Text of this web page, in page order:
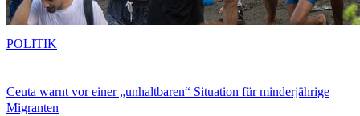
Ceuta warnt vor einer „unhaltbaren“ Situation für minderjährige
Migranten
POLITIK